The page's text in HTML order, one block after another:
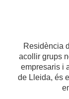
Residència
acollir grups
empresaris i
de Lleida, és